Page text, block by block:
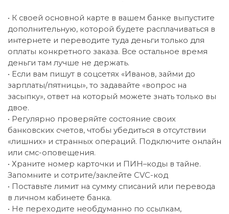
• К своей основной карте в вашем банке выпустите
дополнительную, которой будете расплачиваться в
интернете и переводите туда деньги только для
оплаты конкретного заказа. Все остальное время
деньги там лучше не держать.
• Если вам пишут в соцсетях «Иванов, займи до
зарплаты/пятницы», то задавайте «вопрос на
засыпку», ответ на который можете знать только вы
двое.
• Регулярно проверяйте состояние своих
банковских счетов, чтобы убедиться в отсутствии
«лишних» и странных операций. Подключите онлайн
или смс-оповещения.
• Храните номер карточки и ПИН–коды в тайне.
Запомните и сотрите/заклейте CVC-код
• Поставьте лимит на сумму списаний или перевода
в личном кабинете банка.
• Не переходите необдуманно по ссылкам,